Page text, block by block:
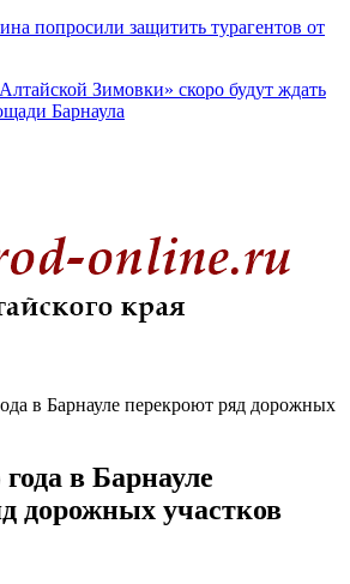
попросили защитить турагентов от
Зимовки» скоро будут ждать
Барнаула
в Барнауле перекроют ряд дорожных
в Барнауле
дорожных участков